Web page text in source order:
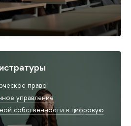
право
управление
собственности в цифровую